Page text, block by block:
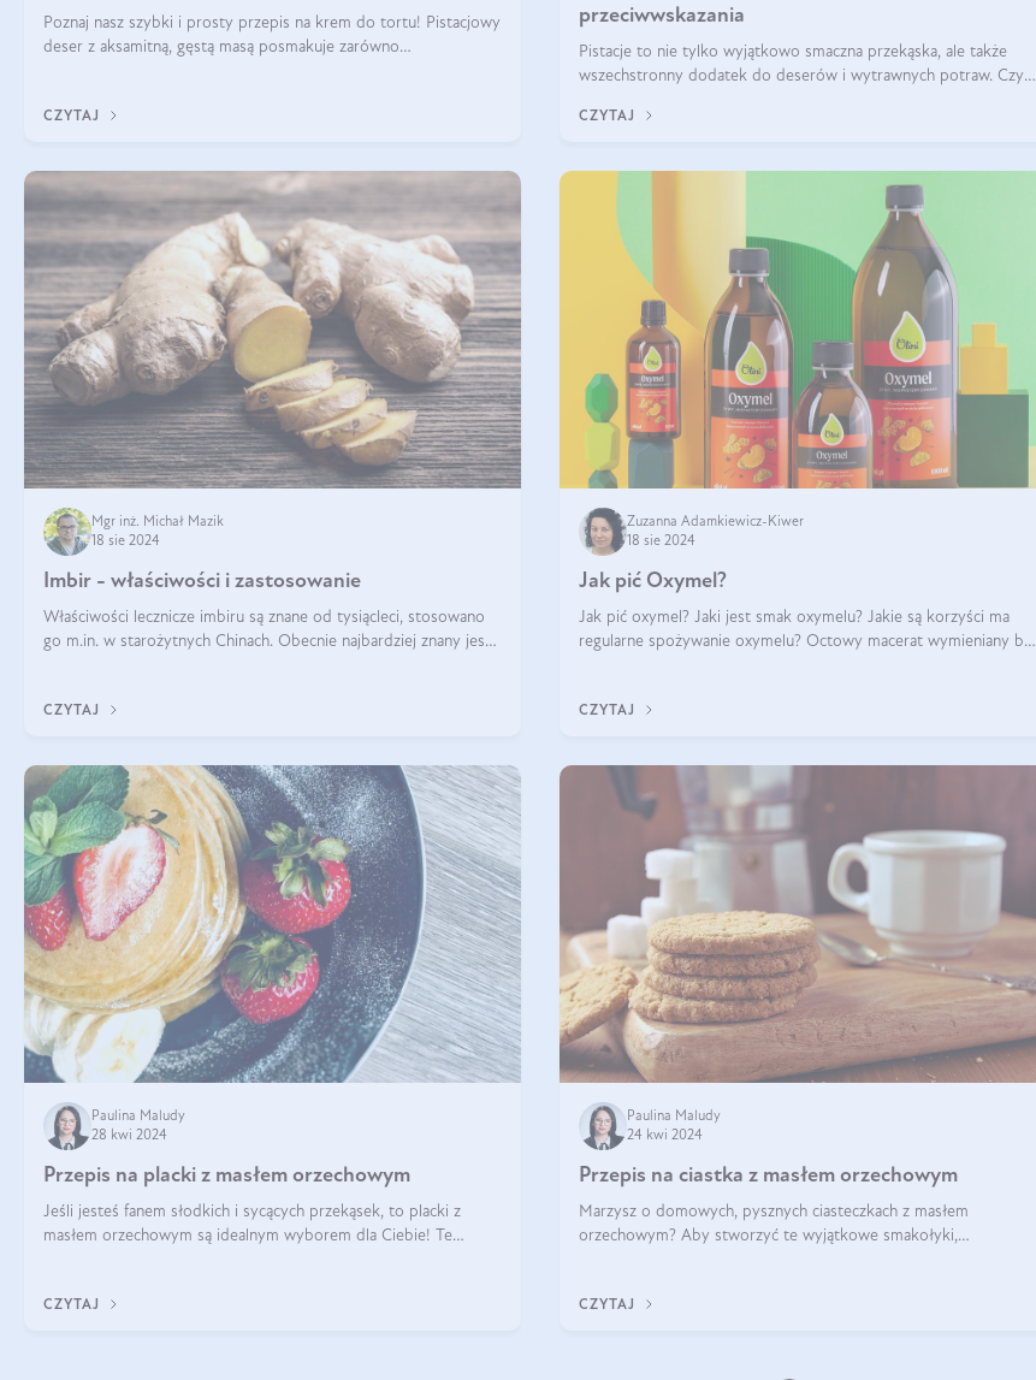
Poznaj nasz szybki i prosty przepis na krem do tortu! Pistacjowy
deser z aksamitną, gęstą masą posmakuje zarówno
CZYTAJ
przeciwwskazania
Pistacje to nie tylko wyjątkowo smaczna przekąska, ale także
wszechstronny dodatek do deserów i wytrawnych potraw. Czy
każdy może się ni
CZYTAJ
Mgr inż. Michał Mazik
18 sie 2024
Imbir - właściwości i zastosowanie
Właściwości lecznicze imbiru są znane od tysiącleci, stosowano
go m.in. w starożytnych Chinach. Obecnie najbardziej znany jest
CZYTAJ
Zuzanna Adamkiewicz-Kiwer
18 sie 2024
Jak pić Oxymel?
Jak pić oxymel? Jaki jest smak oxymelu? Jakie są korzyści ma
regularne spożywanie oxymelu? Octowy macerat wymieniany był
CZYTAJ
Paulina Maludy
28 kwi 2024
Przepis na placki z masłem orzechowym
Jeśli jesteś fanem słodkich i sycących przekąsek, to placki z
masłem orzechowym są idealnym wyborem dla Ciebie! Te
CZYTAJ
Paulina Maludy
24 kwi 2024
Przepis na ciastka z masłem orzechowym
Marzysz o domowych, pysznych ciasteczkach z masłem
orzechowym? Aby stworzyć te wyjątkowe smakołyki,
CZYTAJ